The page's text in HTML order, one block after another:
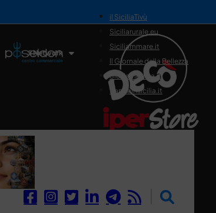
Il Network
il SiciliaTivù
Siciliarurale.eu
Siciliammare.it
Il Giornale della Bellezza
Siciliamedica.it
Sanitainsicilia.it